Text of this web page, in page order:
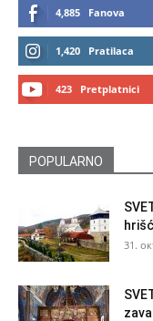
4,885 Fanova
1,420 Pratilaca
423 Pretplatnici
POPULARNO
31.